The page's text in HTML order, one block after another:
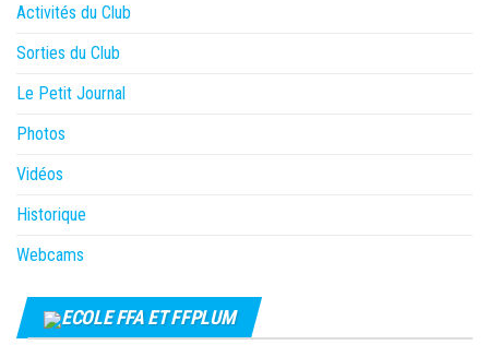
Activités du Club
Sorties du Club
Le Petit Journal
Photos
Vidéos
Historique
Webcams
ECOLE FFA ET FFPLUM